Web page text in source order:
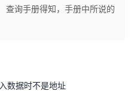
查询手册得知，手册中所说的
数据时不是地址